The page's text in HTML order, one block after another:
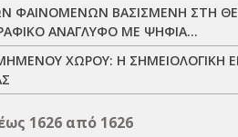
ΦΑΙΝΟΜΕΝΩΝ ΒΑΣΙΣΜΕΝΗ ΣΤΗ
ΑΝΑΓΛΥΦΟ ΜΕ ΨΗΦΙΑ...
ΧΩΡΟΥ: Η ΣΗΜΕΙΟΛΟΓΙΚΗ
1626 από 1626